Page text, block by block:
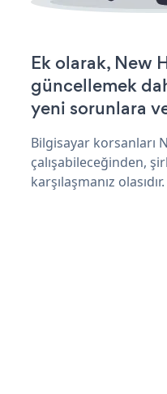
Ek olarak, New
güncellemek
yeni sorunlara
Bilgisayar korsanları
çalışabileceğinden,
karşılaşmanız olasıdır.